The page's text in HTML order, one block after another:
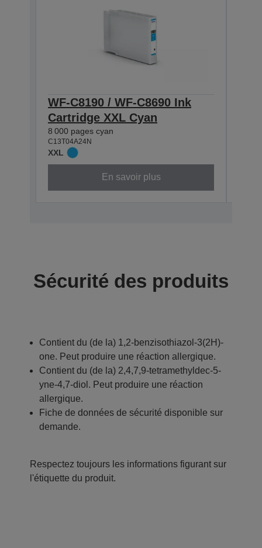
WF-C8190 / WF-C8690 Ink
Cartridge XXL Cyan
8 000 pages cyan
C13T04A24N
XXL
En savoir plus
Sécurité des produits
Contient du (de la) 1,2-benzisothiazol-3(2H)-
one. Peut produire une réaction allergique.
Contient du (de la) 2,4,7,9-tetramethyldec-5-
yne-4,7-diol. Peut produire une réaction
allergique.
Fiche de données de sécurité disponible sur
demande.
Respectez toujours les informations figurant sur
l'étiquette du produit.